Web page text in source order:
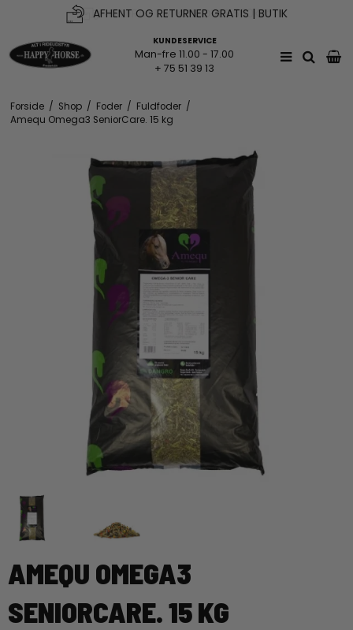
FRI FRAGT V. KØB OVER 500KR*
KUNDESERVICE
Man-fre 11.00 - 17.00
+ 75 51 39 13
Forside / Shop / Foder / Fuldfoder /
Amequ Omega3 SeniorCare. 15 kg
AMEQU OMEGA3
SENIORCARE. 15 KG